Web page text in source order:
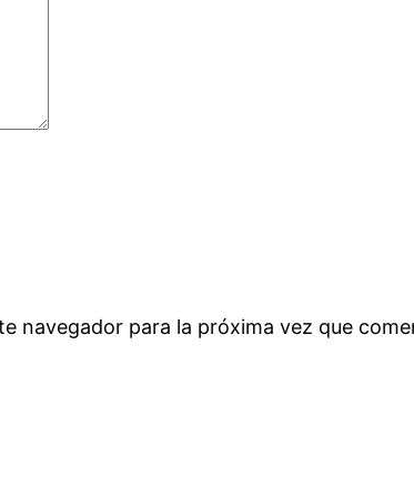
navegador para la próxima vez que